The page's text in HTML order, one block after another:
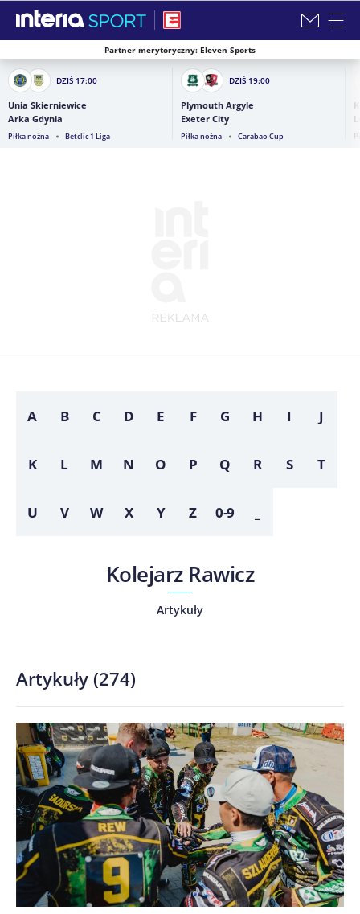
Zamknij i przejdź na stronę główną INTERIA
Partner merytoryczny: Eleven Sports
DZIŚ 17:00
Unia Skierniewice
Arka Gdynia
Piłka nożna Betclic 1 Liga
DZIŚ 19:00
Plymouth Argyle
Exeter City
Piłka nożna Carabao Cup
A B C D E F G H I J
K L M N O P Q R S T
U V W X Y Z 0-9
Kolejarz Rawicz
Artykuły
Artykuły (274)